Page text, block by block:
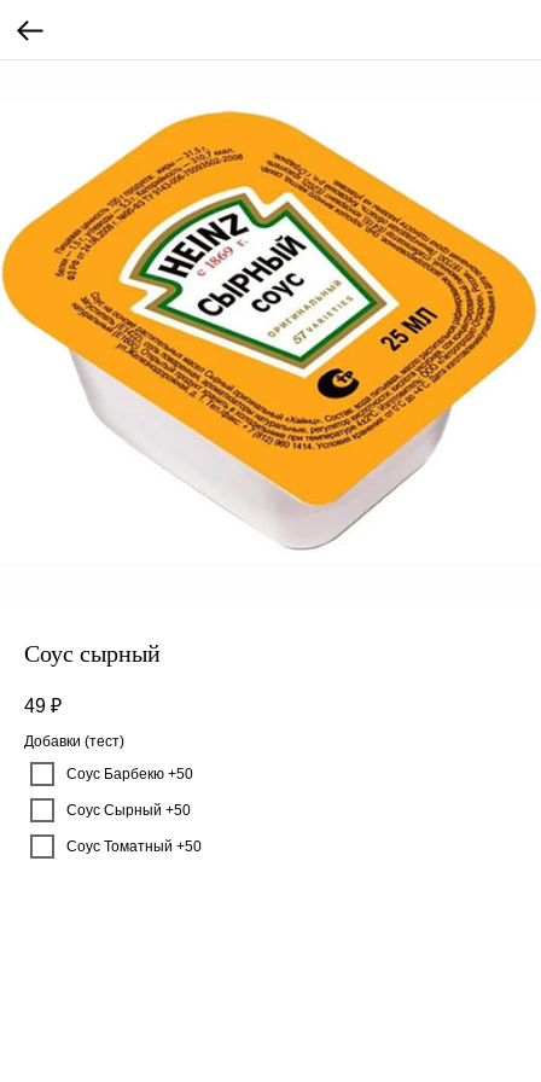
Соус сырный
49 ₽
Добавки (тест)
Соус Барбекю +50
Соус Сырный +50
Соус Томатный +50